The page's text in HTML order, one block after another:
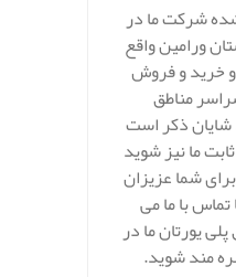
شرکت ما در
ورامین واقع
خرید و فروش
مناطق
ذکر است
ما نیز شوید
شما عزیزان
تماس با ما می
یورتان ما در
مند شوید.